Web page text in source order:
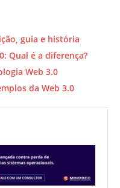
guia e história
Qual é a diferença?
Web 3.0
da Web 3.0